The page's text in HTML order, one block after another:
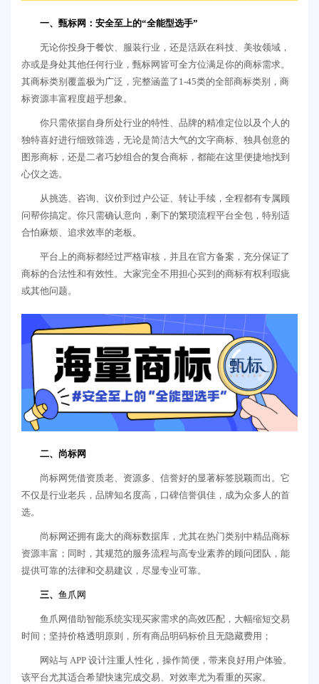
一、甄标网：安全至上的“全能型选手”
无论你投身于餐饮、服装行业，还是活跃在科技、美妆领域，
亦或是身处其他任何行业，甄标网皆可全方位满足你的商标需求。
其商标类别覆盖极为广泛，完整涵盖了1-45类的全部商标类别，商
标资源丰富程度超乎想象。
你只需依据自身所处行业的特性、品牌的精准定位以及个人的
独特喜好进行细致筛选，无论是简洁大气的文字商标、独具创意的
图形商标，还是二者巧妙组合的复合商标，都能在这里便捷地找到
心仪之选。
从挑选、咨询、议价到过户公证、转让手续，全程都有专属顾
问帮你搞定。你只需确认意向，剩下的繁琐流程平台全包，特别适
合怕麻烦、追求效率的老板。
平台上的商标都经过严格审核，并且在官方备案，充分保证了
商标的合法性和有效性。大家完全不用担心买到的商标有权利瑕疵
或其他问题。
二、尚标网
尚标网凭借资质老、资源多、信誉好的显著标签脱颖而出。它
不仅是行业老兵，品牌知名度高，口碑信誉俱佳，成为众多人的首
选。
尚标网还拥有庞大的商标数据库，尤其在热门类别中精品商标
资源丰富；同时，其规范的服务流程与高专业素养的顾问团队，能
提供可靠的法律和交易建议，尽显专业可靠。
三、 鱼爪网
鱼爪网借助智能系统实现买家需求的高效匹配，大幅缩短交易
时间；坚持价格透明原则，所有商品明码标价且无隐藏费用；
网站与 APP 设计注重人性化，操作简便，带来良好用户体验。
该平台尤其适合希望快速完成交易、对效率尤为看重的买家。